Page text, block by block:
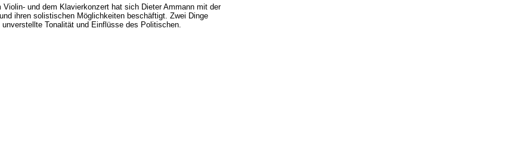
Violin- und dem Klavierkonzert hat sich Dieter Ammann mit der
ihren solistischen Möglichkeiten beschäftigt. Zwei Dinge
unverstellte Tonalität und Einflüsse des Politischen.